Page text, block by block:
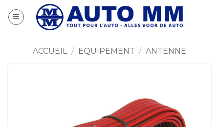
au
ACCUEIL / EQUIPEMENT / ANTENNE